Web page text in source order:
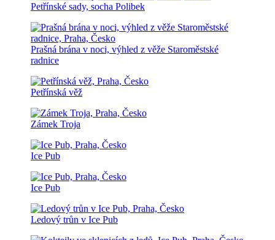
Petřínské sady, socha Polibek
Prašná brána v noci, výhled z věže Staroměstské
radnice
Petřínská věž
Zámek Troja
Ice Pub
Ice Pub
Ledový trůn v Ice Pub